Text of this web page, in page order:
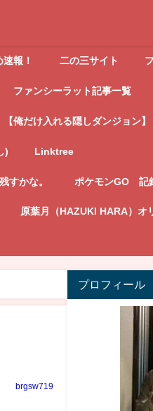
報！ 二の三サイト
ファンシーラット記事一覧
【俺だけ入れる隠しダンジョン
) Linktree
すかな。 ポケモンGO 記
原葉月（HAZUKI HARA）オ
brgsw719
プロフィール